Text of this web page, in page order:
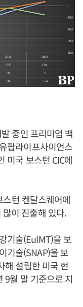
중인 프리미엄 백
팝라이프사이언스
미국 보스턴 CIC에
턴 켄달스퀘어에
이 진출해 있다.
기술(EuIMT)을 보
기술(SNAP)을 보
해 설립한 미국 현
9월 말 기준으로 지